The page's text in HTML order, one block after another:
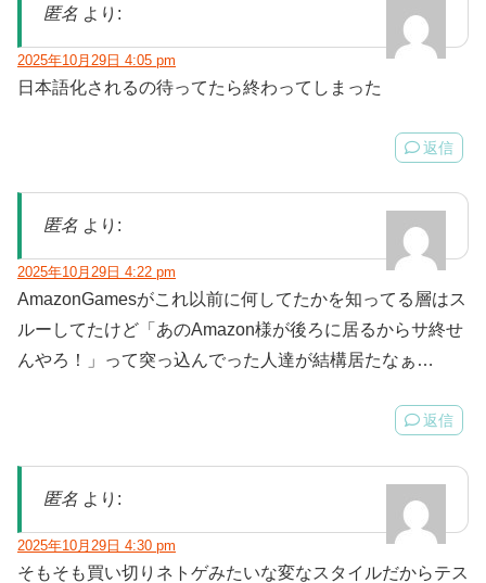
匿名 より:
2025年10月29日 4:05 pm
日本語化されるの待ってたら終わってしまった
返信
匿名 より:
2025年10月29日 4:22 pm
AmazonGamesがこれ以前に何してたかを知ってる層はス
ルーしてたけど「あのAmazon様が後ろに居るからサ終せ
んやろ！」って突っ込んでった人達が結構居たなぁ…
返信
匿名 より:
2025年10月29日 4:30 pm
そもそも買い切りネトゲみたいな変なスタイルだからテス